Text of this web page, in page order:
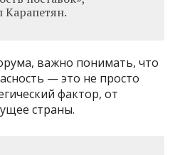
Карапетян.
важно понимать, что
— это не просто
фактор, от
страны.